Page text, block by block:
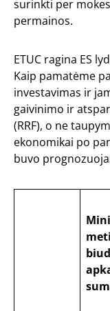
surinkti per
permainos.
ETUC ragina ES
Kaip pamatėme
investavimas ir
gaivinimo ir
(RRF), o ne
ekonomikai po
buvo